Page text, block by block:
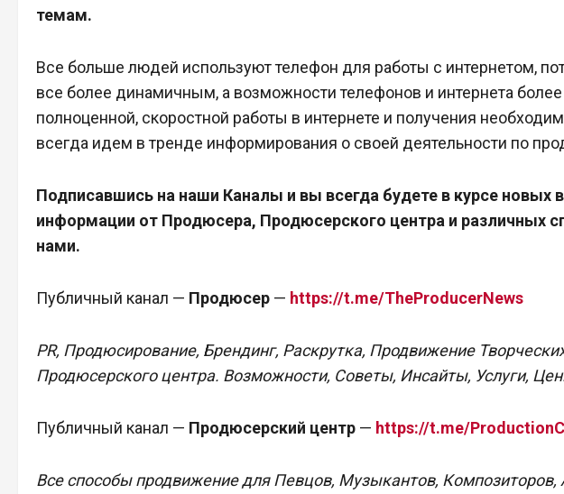
темам.
Все больше людей используют телефон для работы с интернетом,
все более динамичным, а возможности телефонов и интернета
полноценной, скоростной работы в интернете и получения
всегда идем в тренде информирования о своей деятельности по
Подписавшись на наши Каналы и вы всегда будете в курсе новых
информации от Продюсера, Продюсерского центра и различных
нами.
Публичный канал — Продюсер — https://t.me/TheProducerNews
PR, Продюсирование, Брендинг, Раскрутка, Продвижение
Продюсерского центра. Возможности, Советы, Инсайты, Услуги,
Публичный канал — Продюсерский центр — https://t.me/
Все способы продвижение для Певцов, Музыкантов, Композиторов,